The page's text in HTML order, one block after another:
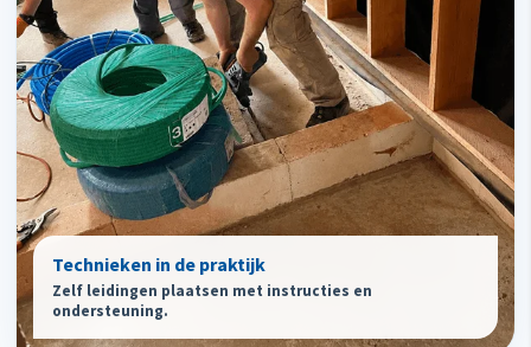
Technieken in de praktijk
Zelf leidingen plaatsen met instructies en
ondersteuning.